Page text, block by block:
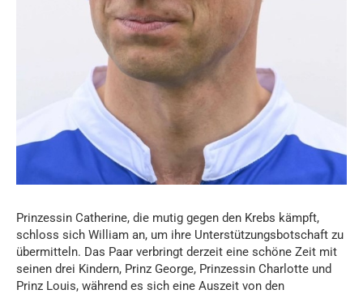
Prinzessin Catherine, die mutig gegen den Krebs kämpft,
schloss sich William an, um ihre Unterstützungsbotschaft zu
übermitteln. Das Paar verbringt derzeit eine schöne Zeit mit
seinen drei Kindern, Prinz George, Prinzessin Charlotte und
Prinz Louis, während es sich eine Auszeit von den